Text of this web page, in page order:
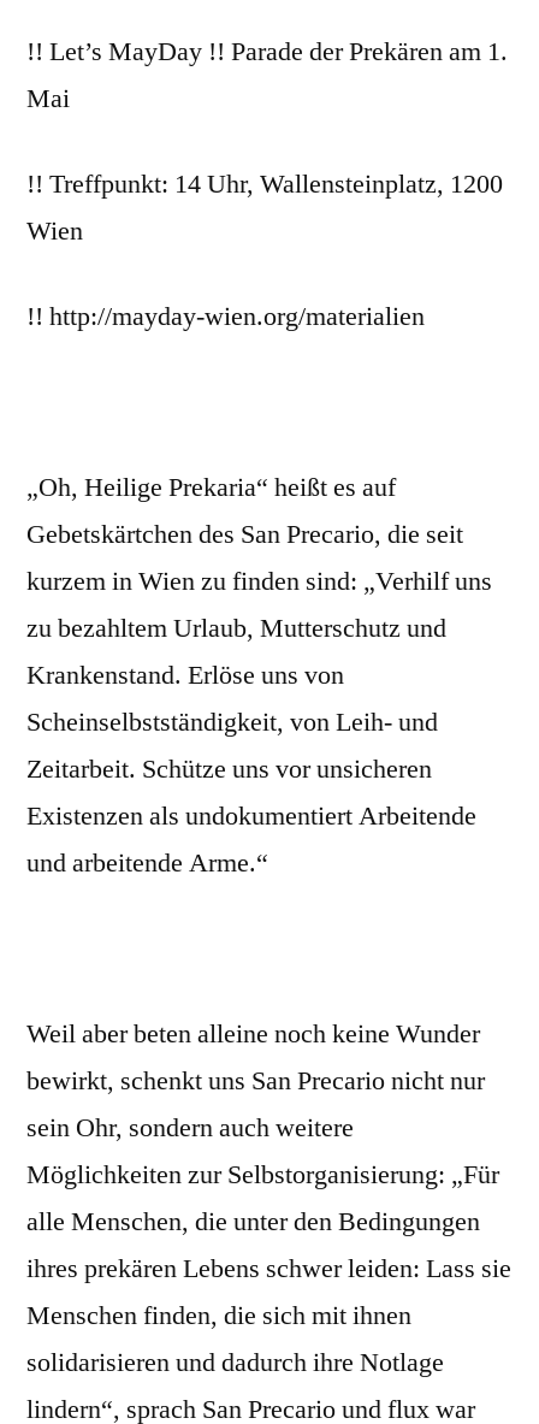
!! Let’s MayDay !! Parade der Prekären am 1.
Mai
!! Treffpunkt: 14 Uhr, Wallensteinplatz, 1200
Wien
!! http://mayday-wien.org/materialien
„Oh, Heilige Prekaria“ heißt es auf
Gebetskärtchen des San Precario, die seit
kurzem in Wien zu finden sind: „Verhilf uns
zu bezahltem Urlaub, Mutterschutz und
Krankenstand. Erlöse uns von
Scheinselbstständigkeit, von Leih- und
Zeitarbeit. Schütze uns vor unsicheren
Existenzen als undokumentiert Arbeitende
und arbeitende Arme.“
Weil aber beten alleine noch keine Wunder
bewirkt, schenkt uns San Precario nicht nur
sein Ohr, sondern auch weitere
Möglichkeiten zur Selbstorganisierung: „Für
alle Menschen, die unter den Bedingungen
ihres prekären Lebens schwer leiden: Lass sie
Menschen finden, die sich mit ihnen
solidarisieren und dadurch ihre Notlage
lindern“, sprach San Precario und flux war